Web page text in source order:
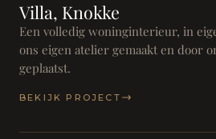
Villa, Knokke
Een volledig woninginterieur, in
ons eigen atelier gemaakt en door
geplaatst.
BEKIJK PROJECT